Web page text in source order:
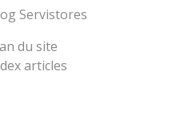
Servistores
du site
articles